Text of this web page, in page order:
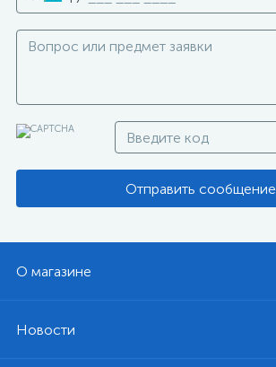
Отправить сообщение
О магазине
Новости